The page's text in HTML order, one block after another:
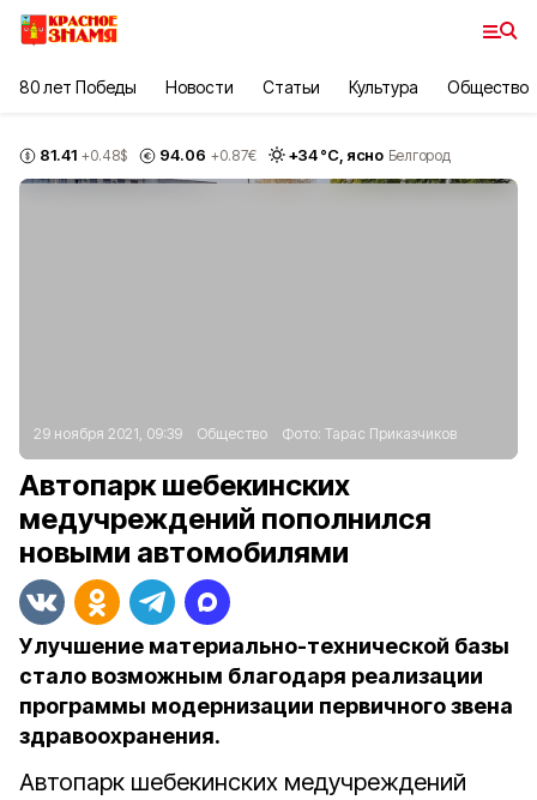
80 лет Победы Новости Статьи Культура Общество
81.41 +0.48$ 94.06 +0.87€ +34°С, ясно Белгород
29 ноября 2021, 09:39 Общество Фото: Тарас Приказчиков
Автопарк шебекинских
медучреждений пополнился
новыми автомобилями
Улучшение материально-технической базы
стало возможным благодаря реализации
программы модернизации первичного звена
здравоохранения.
Автопарк шебекинских медучреждений